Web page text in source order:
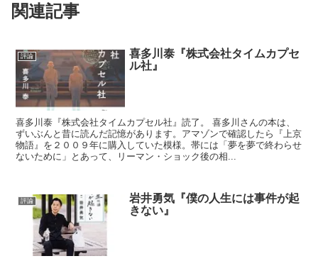
関連記事
評論
喜多川泰『株式会社タイムカプセ
ル社』
喜多川泰『株式会社タイムカプセル社』読了。 喜多川さんの本は、
ずいぶんと昔に読んだ記憶があります。アマゾンで確認したら『上京
物語』を２００９年に購入していた模様。帯には「夢を夢で終わらせ
ないために」とあって、リーマン・ショック後の相...
評論
岩井勇気『僕の人生には事件が起
きない』